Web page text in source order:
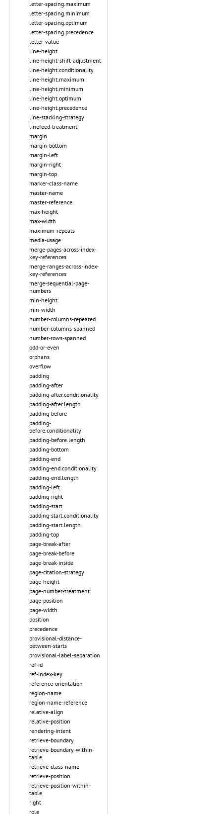
letter-spacing.maximum
letter-spacing.minimum
letter-spacing.optimum
letter-spacing.precedence
letter-value
line-height
line-height-shift-adjustment
line-height.conditionality
line-height.maximum
line-height.minimum
line-height.optimum
line-height.precedence
line-stacking-strategy
linefeed-treatment
margin
margin-bottom
margin-left
margin-right
margin-top
marker-class-name
master-name
master-reference
max-height
max-width
maximum-repeats
media-usage
merge-pages-across-index-
key-references
merge-ranges-across-index-
key-references
merge-sequential-page-
numbers
min-height
min-width
number-columns-repeated
number-columns-spanned
number-rows-spanned
odd-or-even
orphans
overflow
padding
padding-after
padding-after.conditionality
padding-after.length
padding-before
padding-
before.conditionality
padding-before.length
padding-bottom
padding-end
padding-end.conditionality
padding-end.length
padding-left
padding-right
padding-start
padding-start.conditionality
padding-start.length
padding-top
page-break-after
page-break-before
page-break-inside
page-citation-strategy
page-height
page-number-treatment
page-position
page-width
position
precedence
provisional-distance-
between-starts
provisional-label-separation
ref-id
ref-index-key
reference-orientation
region-name
region-name-reference
relative-align
relative-position
rendering-intent
retrieve-boundary
retrieve-boundary-within-
table
retrieve-class-name
retrieve-position
retrieve-position-within-
table
right
role